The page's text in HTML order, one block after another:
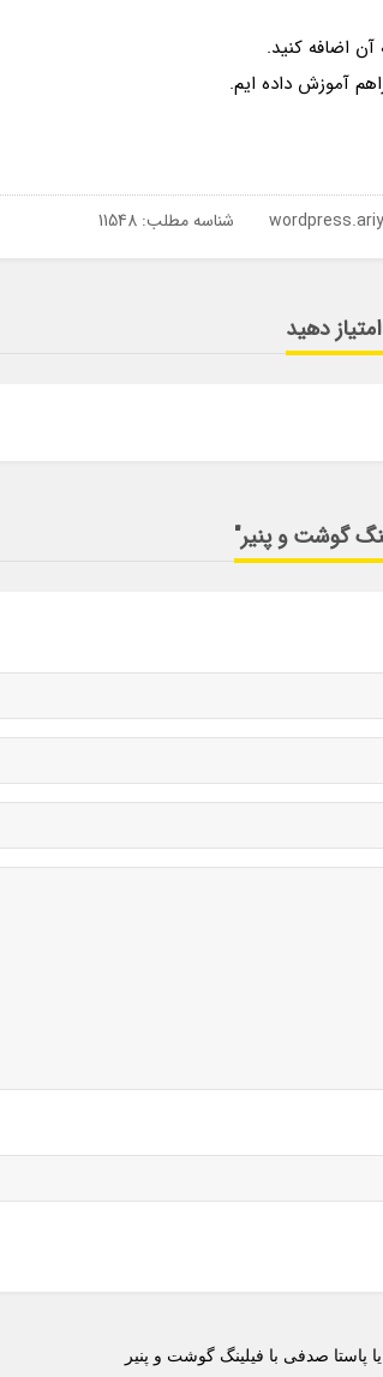
اضافه کنید.
آموزش داده ایم.
شناسه مطلب: 11548
دهید
گوشت و پنیر"
پاستا صدفی با فیلینگ گوشت و پنیر